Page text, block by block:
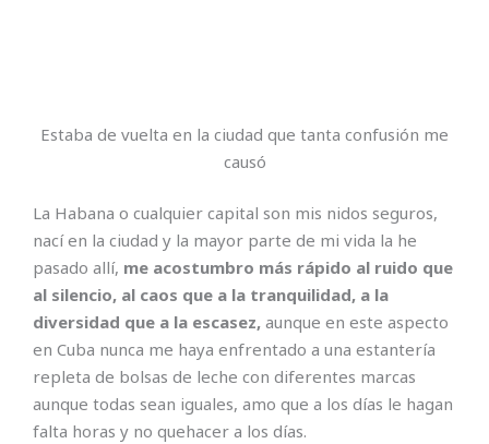
Estaba de vuelta en la ciudad que tanta confusión me
causó
La Habana o cualquier capital son mis nidos seguros,
nací en la ciudad y la mayor parte de mi vida la he
pasado allí, me acostumbro más rápido al ruido que
al silencio, al caos que a la tranquilidad, a la
diversidad que a la escasez, aunque en este aspecto
en Cuba nunca me haya enfrentado a una estantería
repleta de bolsas de leche con diferentes marcas
aunque todas sean iguales, amo que a los días le hagan
falta horas y no quehacer a los días.